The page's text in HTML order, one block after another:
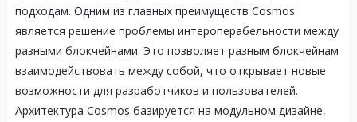
подходам. Одним из главных преимуществ Cosmos
является решение проблемы интероперабельности между
разными блокчейнами. Это позволяет разным блокчейнам
взаимодействовать между собой, что открывает новые
возможности для разработчиков и пользователей.
Архитектура Cosmos базируется на модульном дизайне,